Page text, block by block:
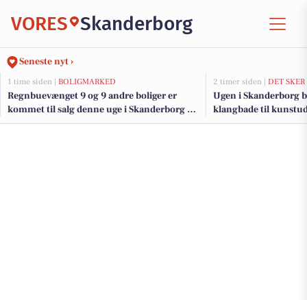
VORES Skanderborg
Seneste nyt ›
1 time siden | BOLIGMARKED
Regnbuevænget 9 og 9 andre boliger er
kommet til salg denne uge i Skanderborg -
se boligerne her.
2 timer siden | DET SKER
Ugen i Skanderborg
klangbade til